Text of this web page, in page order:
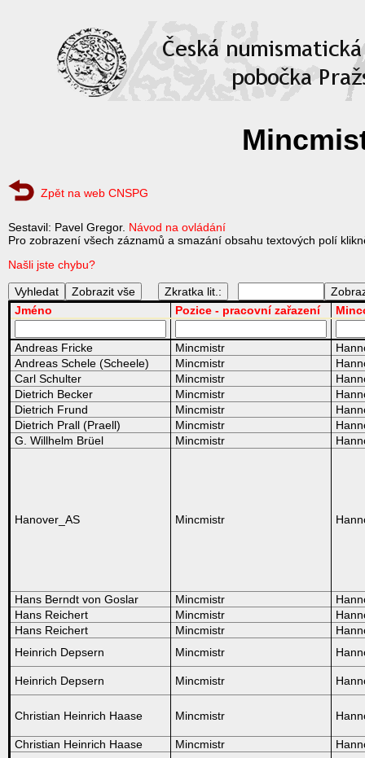
Zpět na web CNSPG
Sestavil: Pavel Gregor. Návod na ovládání
Pro zobrazení všech záznamů a smazání obsahu textových polí
Našli jste chybu?
Zkratka lit.:
Jméno
Pozice - pracovní zařazení
Andreas Fricke Mincmistr
Andreas Schele (Scheele)
Mincmistr
Carl Schulter
Mincmistr
Dietrich Becker
Mincmistr
Dietrich Frund
Mincmistr
Dietrich Prall (Praell)
Mincmistr
G. Willhelm Brüel
Mincmistr
Hanover_AS Mincmistr
Hans Berndt von Goslar Mincmistr
Hans Reichert
Mincmistr
Hans Reichert
Mincmistr
Heinrich Depsern
Mincmistr
Heinrich Depsern Mincmistr
Christian Heinrich Haase Mincmistr
Christian Heinrich Haase Mincmistr